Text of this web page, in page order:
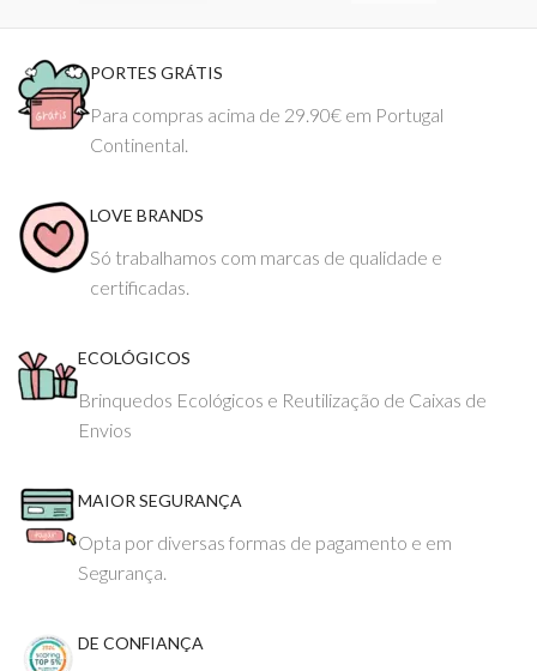
PORTES GRÁTIS
Para compras acima de 29.90€ em Portugal
Continental.
LOVE BRANDS
Só trabalhamos com marcas de qualidade e
certificadas.
ECOLÓGICOS
Brinquedos Ecológicos e Reutilização de Caixas de
Envios
MAIOR SEGURANÇA
Opta por diversas formas de pagamento e em
Segurança.
DE CONFIANÇA